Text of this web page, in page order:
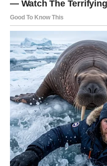
Na poslovnom planu,
prethodnog truda. Možda
donosi priznanje, možda
posla koja vam otvara
Škorpije sada ulaze u fazu
veliku ulogu. Vi tačno
treba da uradite. Ako
pogrešiti.
Finansijski, dolazi
mogućnost da konačno